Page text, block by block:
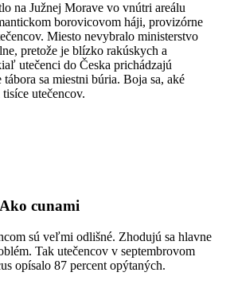
na Južnej Morave vo vnútri areálu
borovicovom háji, provizórne
Miesto nevybralo ministerstvo
pretože je blízko rakúskych a
utečenci do Česka prichádzajú
tábora sa miestni búria. Boja sa, aké
utečencov.
cunami
sú veľmi odlišné. Zhodujú sa hlavne
Tak utečencov v septembrovom
opísalo 87 percent opýtaných.